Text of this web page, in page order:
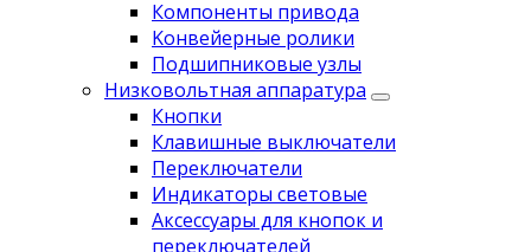
Компоненты привода
Koнвейерныe pолики
Подшипниковые узлы
Низковольтная аппаратура
Кнопки
Клавишные выключатели
Переключатели
Индикаторы световые
Аксессуары для кнопок и
переключателей